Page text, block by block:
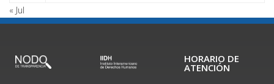
« Jul
HORARIO DE
ATENCIÓN